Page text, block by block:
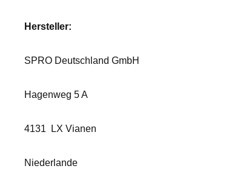
Hersteller:
SPRO Deutschland GmbH
Hagenweg 5 A
4131 LX Vianen
Niederlande